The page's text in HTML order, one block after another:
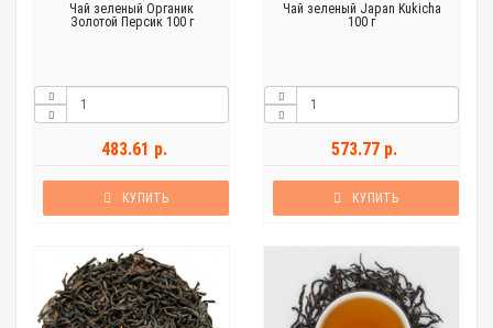
Чай зеленый Органик
Золотой Персик 100 г
483.61 р.
КУПИТЬ
Чай зеленый Japan Kukicha
100 г
573.77 р.
КУПИТЬ